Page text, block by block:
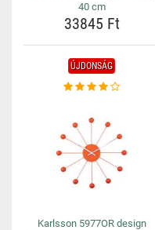
40 cm
33845 Ft
ÚJDONSÁG
Karlsson 5977OR design